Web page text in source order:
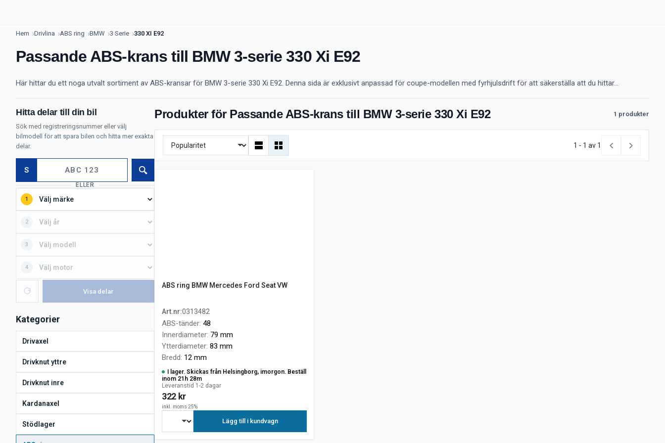
Hem Drivlina ABS ring BMW 3 Serie 330 XI E92
Passande ABS-krans till BMW 3-serie 330 Xi E92
Här hittar du ett noga utvalt sortiment av ABS-kransar för BMW 3-serie 330 Xi E92. Denna sida är exklusivt anpassad för coupe-modellen med fyrhjulsdrift för att säkerställa att du hittar...
Hitta delar till din bil
Sök med registreringsnummer eller välj
bilmodell för att spara bilen och hitta mer exakta
delar.
S Sök
ELLER
1
2
3
4
Visa delar
Kategorier
Drivaxel
Drivknut yttre
Drivknut inre
Kardanaxel
Stödlager
Produkter för Passande ABS-krans till BMW 3-serie 330 Xi E92 1 produkter
1 - 1 av 1
ABS ring BMW Mercedes Ford Seat VW
Art.nr:0313482
ABS-tänder: 48
Innerdiameter: 79 mm
Ytterdiameter: 83 mm
Bredd: 12 mm
I lager. Skickas från Helsingborg, imorgon. Beställ
inom 21h 28m
Leveranstid 1-2 dagar
322 kr
inkl. moms 25%
Lägg till i kundvagn